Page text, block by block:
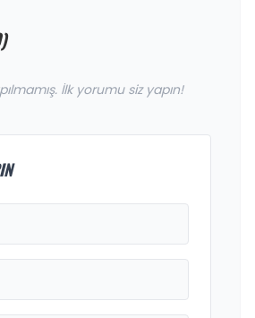
İlk yorumu siz yapın!